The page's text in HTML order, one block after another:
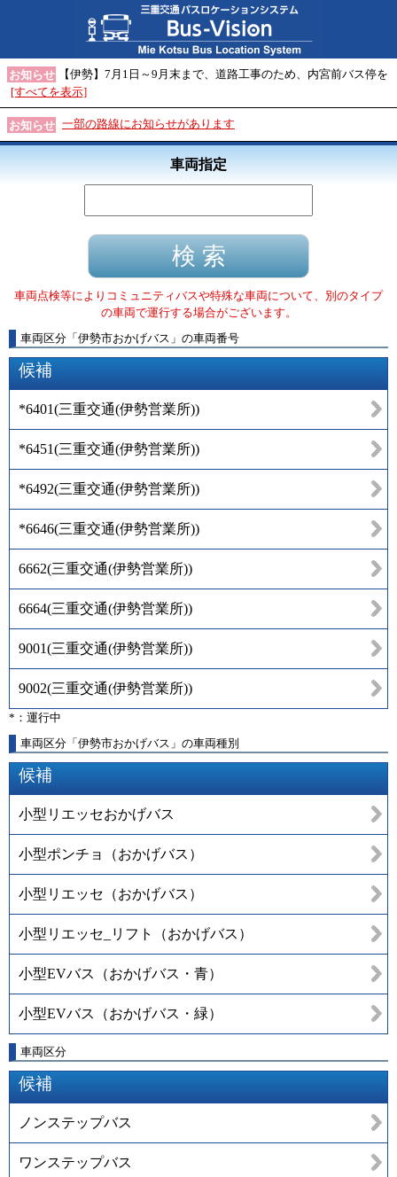
お知らせ
【伊勢】7月1日～9月末まで、道路工事のため、内宮前バス停を
[すべてを表示]
お知らせ 一部の路線にお知らせがあります
車両指定
車両点検等によりコミュニティバスや特殊な車両について、別のタイプ
の車両で運行する場合がございます。
車両区分 「 伊勢市おかげバス 」 の車両番号
候補
*6401(三重交通(伊勢営業所))
*6451(三重交通(伊勢営業所))
*6492(三重交通(伊勢営業所))
*6646(三重交通(伊勢営業所))
6662(三重交通(伊勢営業所))
6664(三重交通(伊勢営業所))
9001(三重交通(伊勢営業所))
9002(三重交通(伊勢営業所))
*：運行中
車両区分「伊勢市おかげバス」の車両種別
候補
小型リエッセおかげバス
小型ポンチョ（おかげバス）
小型リエッセ（おかげバス）
小型リエッセ_リフト（おかげバス）
小型EVバス（おかげバス・青）
小型EVバス（おかげバス・緑）
車両区分
候補
ノンステップバス
ワンステップバス